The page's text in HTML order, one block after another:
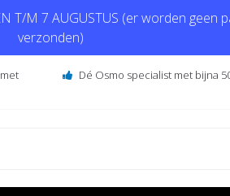
T/M 7 AUGUSTUS (er worden geen
verzonden)
Dé Osmo specialist met bijna